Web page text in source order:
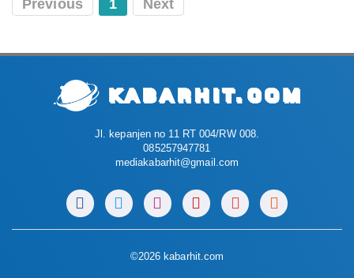
Previous 1 Next
Jl. kepanjen no 11 RT 004/RW 008.
085257947781
mediakabarhit@gmail.com
©2026 kabarhit.com